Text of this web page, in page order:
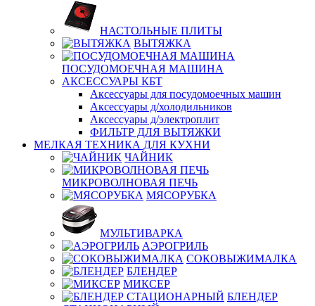
НАСТОЛЬНЫЕ ПЛИТЫ
ВЫТЯЖКА
ПОСУДОМОЕЧНАЯ МАШИНА
АКСЕССУАРЫ КБТ
Аксессуары для посудомоечных машин
Аксессуары д/холодильников
Аксессуары д/электроплит
ФИЛЬТР ДЛЯ ВЫТЯЖКИ
МЕЛКАЯ ТЕХНИКА ДЛЯ КУХНИ
ЧАЙНИК
МИКРОВОЛНОВАЯ ПЕЧЬ
МЯСОРУБКА
МУЛЬТИВАРКА
АЭРОГРИЛЬ
СОКОВЫЖИМАЛКА
БЛЕНДЕР
МИКСЕР
БЛЕНДЕР